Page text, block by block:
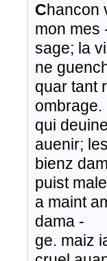
Chancon
mon mes
sage; la
ne
quar tant
ombrage.
qui
auenir; les
bienz
puist
a maint
dama -
ge. maiz